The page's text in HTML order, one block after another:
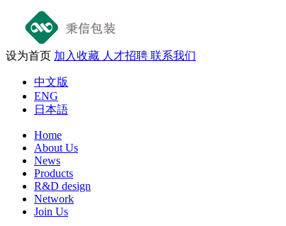
设为首页 加入收藏 人才招聘 联系我们
中文版
ENG
日本語
Home
About Us
News
Products
R&D design
Network
Join Us